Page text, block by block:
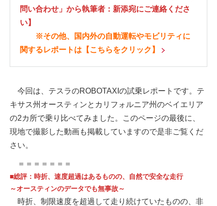
問い合わせ」から執筆者：新添宛にご連絡くださ
い】
※その他、国内外の自動運転やモビリティに
関するレポートは 【こちらをクリック】
今回は、テスラのROBOTAXIの試乗レポートです。テ
キサス州オースティンとカリフォルニア州のベイエリア
の2カ所で乗り比べてみました。このページの最後に、
現地で撮影した動画も掲載していますので是非ご覧くだ
さい。
＝＝＝＝＝＝＝
■総評：時折、速度超過はあるものの、自然で安全な走行
～オースティンのデータでも無事故～
時折、制限速度を超過して走り続けていたものの、非